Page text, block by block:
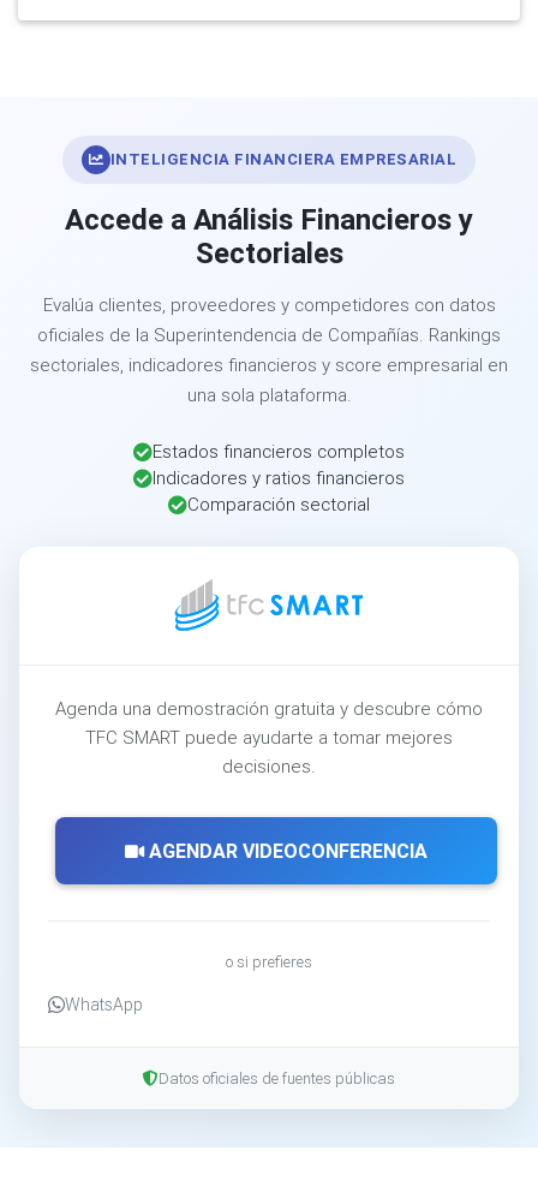
INTELIGENCIA FINANCIERA EMPRESARIAL
Accede a Análisis Financieros y
Sectoriales
Evalúa clientes, proveedores y competidores con datos
oficiales de la Superintendencia de Compañías. Rankings
sectoriales, indicadores financieros y score empresarial en
una sola plataforma.
Estados financieros completos
Indicadores y ratios financieros
Comparación sectorial
Agenda una demostración gratuita y descubre cómo
TFC SMART puede ayudarte a tomar mejores
decisiones.
AGENDAR VIDEOCONFERENCIA
o si prefieres
WhatsApp
Datos oficiales de fuentes públicas